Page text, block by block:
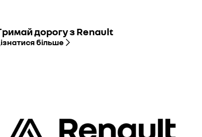
дорогу з Renault
більше